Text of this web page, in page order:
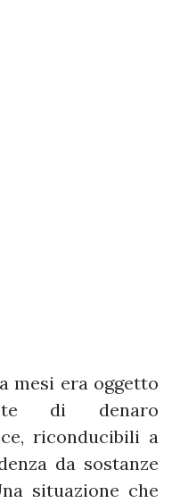
mesi era oggetto
di denaro
riconducibili a
da sostanze
situazione che